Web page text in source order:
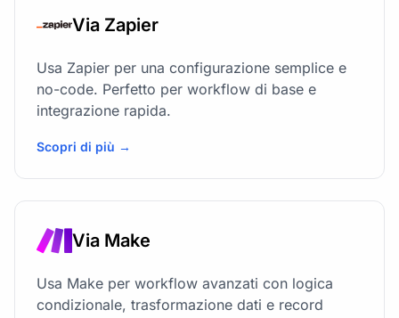
Via Zapier
Usa Zapier per una configurazione semplice e
no-code. Perfetto per workflow di base e
integrazione rapida.
Scopri di più →
Via Make
Usa Make per workflow avanzati con logica
condizionale, trasformazione dati e record